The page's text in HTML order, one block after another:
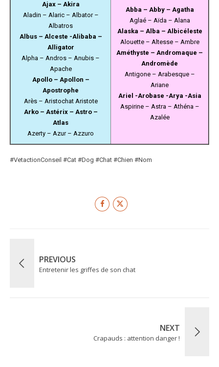
Ajax – Akira
Aladin – Alaric – Albator –
Albatros
Albus – Alceste -Alibaba –
Alligator
Alpha – Andros – Anubis –
Apache
Apollo – Apollon –
Apostrophe
Arès – Aristochat Aristote
Arko – Astérix – Astro –
Atlas
Azerty – Azur – Azzuro
Abba – Abby – Agatha
Aglaé – Aïda – Alana
Alaska – Alba – Albicéleste
Alouette – Altesse – Ambre
Améthyste – Andromaque –
Andromède
Antigone – Arabesque –
Ariane
Ariel -Arobase -Arya -Asia
Aspirine – Astra – Athéna –
Azalée
#VetactionConseil #Cat #Dog #Chat #Chien #Nom
PREVIOUS
Entretenir les griffes de son chat
NEXT
Crapauds : attention danger !